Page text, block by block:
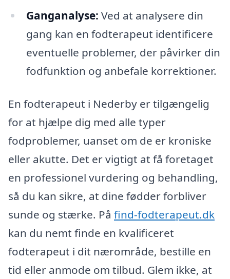
Ganganalyse: Ved at analysere din
gang kan en fodterapeut identificere
eventuelle problemer, der påvirker din
fodfunktion og anbefale korrektioner.
En fodterapeut i Nederby er tilgængelig
for at hjælpe dig med alle typer
fodproblemer, uanset om de er kroniske
eller akutte. Det er vigtigt at få foretaget
en professionel vurdering og behandling,
så du kan sikre, at dine fødder forbliver
sunde og stærke. På find-fodterapeut.dk
kan du nemt finde en kvalificeret
fodterapeut i dit nærområde, bestille en
tid eller anmode om tilbud. Glem ikke, at